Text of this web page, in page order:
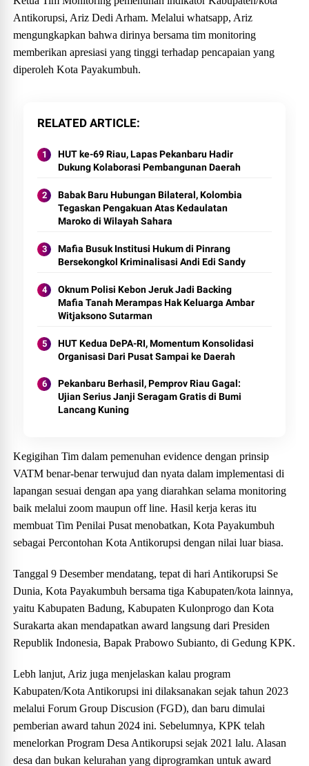
Antikorupsi, Ariz Dedi Arham. Melalui whatsapp, Ariz
mengungkapkan bahwa dirinya bersama tim monitoring
memberikan apresiasi yang tinggi terhadap pencapaian yang
diperoleh Kota Payakumbuh.
RELATED ARTICLE
HUT ke-69 Riau, Lapas Pekanbaru Hadir
Dukung Kolaborasi Pembangunan Daerah
Babak Baru Hubungan Bilateral, Kolombia
Tegaskan Pengakuan Atas Kedaulatan
Maroko di Wilayah Sahara
Mafia Busuk Institusi Hukum di Pinrang
Bersekongkol Kriminalisasi Andi Edi Sandy
Oknum Polisi Kebon Jeruk Jadi Backing
Mafia Tanah Merampas Hak Keluarga Ambar
Witjaksono Sutarman
HUT Kedua DePA-RI, Momentum Konsolidasi
Organisasi Dari Pusat Sampai ke Daerah
Pekanbaru Berhasil, Pemprov Riau Gagal:
Ujian Serius Janji Seragam Gratis di Bumi
Lancang Kuning
Kegigihan Tim dalam pemenuhan evidence dengan prinsip
VATM benar-benar terwujud dan nyata dalam implementasi di
lapangan sesuai dengan apa yang diarahkan selama monitoring
baik melalui zoom maupun off line. Hasil kerja keras itu
membuat Tim Penilai Pusat menobatkan, Kota Payakumbuh
sebagai Percontohan Kota Antikorupsi dengan nilai luar biasa.
Tanggal 9 Desember mendatang, tepat di hari Antikorupsi Se
Dunia, Kota Payakumbuh bersama tiga Kabupaten/kota lainnya,
yaitu Kabupaten Badung, Kabupaten Kulonprogo dan Kota
Surakarta akan mendapatkan award langsung dari Presiden
Republik Indonesia, Bapak Prabowo Subianto, di Gedung KPK.
Lebh lanjut, Ariz juga menjelaskan kalau program
Kabupaten/Kota Antikorupsi ini dilaksanakan sejak tahun 2023
melalui Forum Group Discusion (FGD), dan baru dimulai
pemberian award tahun 2024 ini. Sebelumnya, KPK telah
menelorkan Program Desa Antikorupsi sejak 2021 lalu. Alasan
desa dan bukan kelurahan yang diprogramkan untuk award